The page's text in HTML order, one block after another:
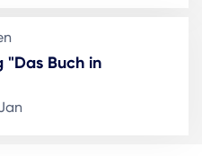
"Das Buch in